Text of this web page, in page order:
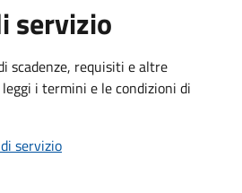
servizio
scadenze, requisiti e altre
i termini e le condizioni di
servizio